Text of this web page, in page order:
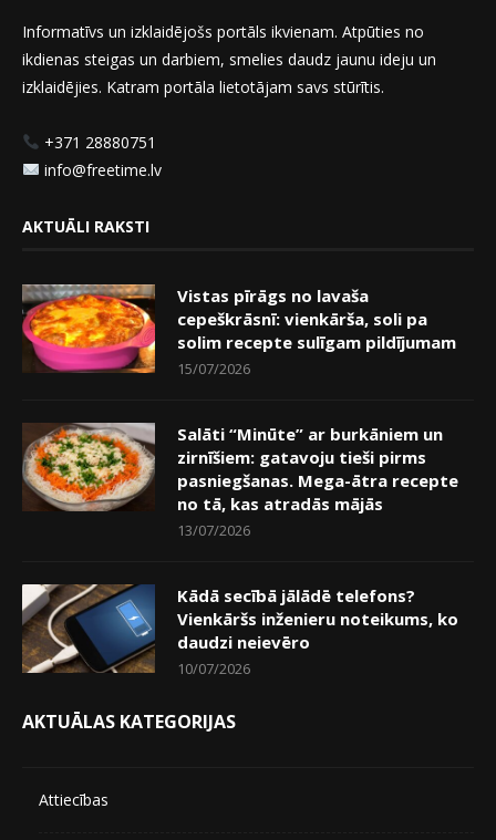
Informatīvs un izklaidējošs portāls ikvienam. Atpūties no
ikdienas steigas un darbiem, smelies daudz jaunu ideju un
izklaidējies. Katram portāla lietotājam savs stūrītis.
+371 28880751
info@freetime.lv
AKTUĀLI RAKSTI
Vistas pīrāgs no lavaša
cepeškrāsnī: vienkārša, soli pa
solim recepte sulīgam pildījumam
15/07/2026
Salāti “Minūte” ar burkāniem un
zirnīšiem: gatavoju tieši pirms
pasniegšanas. Mega-ātra recepte
no tā, kas atradās mājās
13/07/2026
Kādā secībā jālādē telefons?
Vienkāršs inženieru noteikums, ko
daudzi neievēro
10/07/2026
AKTUĀLAS KATEGORIJAS
Attiecības